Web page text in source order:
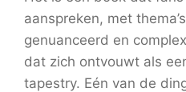
aanspreken, met
genuanceerd en
dat zich ontvouwt als
tapestry. Eén van de